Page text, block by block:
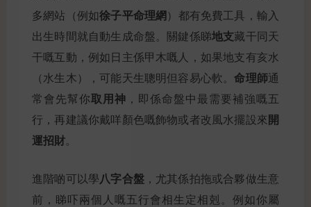
多網站（例如徐子平命理網）都有免費工具，輸入
出生時間就自動生成命盤。關鍵係睇地支藏干同天
干嘅互動，例如日主係甲木嘅人，如果地支有亥水
（水生木），可能天生聰明但容易心軟。命理師通
常會先幫你取用神 ，即係命盤中最需要補強嘅五
行，再建議你戴咩顏色嘅飾物或者改風水擺設來開
運招財。
進階啲可以學八字合盤，尤其係拍拖或合夥做生意
前，睇吓兩個人嘅五行會相生定相剋。例如你屬